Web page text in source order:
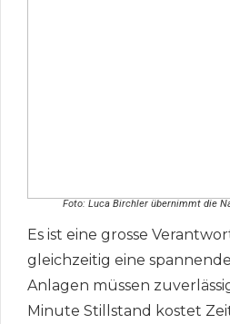
Foto: Luca Birchler übernimmt die
Es ist eine grosse
gleichzeitig eine
Anlagen müssen
Minute Stillstand kostet